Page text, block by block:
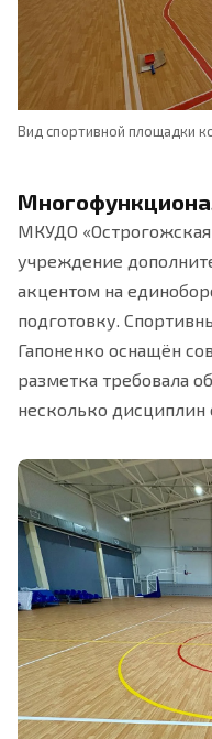
Вид спортивной площадки
МКУДО
учреждение
акцентом на
подготовку.
Гапоненко оснащён
разметка требовала
несколько дисциплин